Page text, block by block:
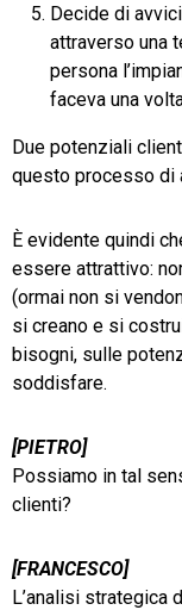
Decide di
attraverso una
persona
faceva una
Due potenziali
questo processo di
È evidente quindi
essere attrattivo:
(ormai non si
si creano e si
bisogni, sulle
soddisfare.
[PIETRO]
Possiamo in tal
clienti?
[FRANCESCO]
L’analisi strategica